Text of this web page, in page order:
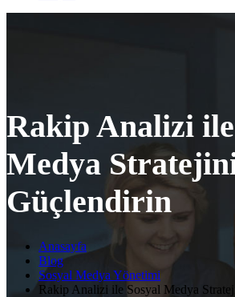
Rakip Analizi
Medya
Güçlendirin
Anasayfa
Blog
Sosyal Medya Yönetimi
Rakip Analizi ile Sosyal Medya